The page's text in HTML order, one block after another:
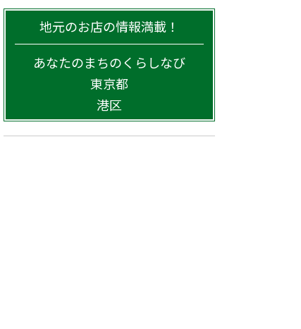
地元のお店の情報満載！
あなたのまちのくらしなび
東京都
港区